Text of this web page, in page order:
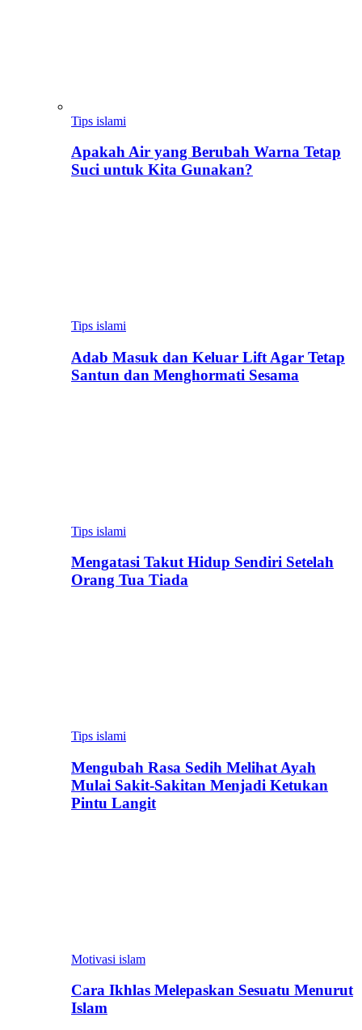
Tips islami
Apakah Air yang Berubah Warna Tetap
Suci untuk Kita Gunakan?
Tips islami
Adab Masuk dan Keluar Lift Agar Tetap
Santun dan Menghormati Sesama
Tips islami
Mengatasi Takut Hidup Sendiri Setelah
Orang Tua Tiada
Tips islami
Mengubah Rasa Sedih Melihat Ayah
Mulai Sakit-Sakitan Menjadi Ketukan
Pintu Langit
Motivasi islam
Cara Ikhlas Melepaskan Sesuatu Menurut
Islam